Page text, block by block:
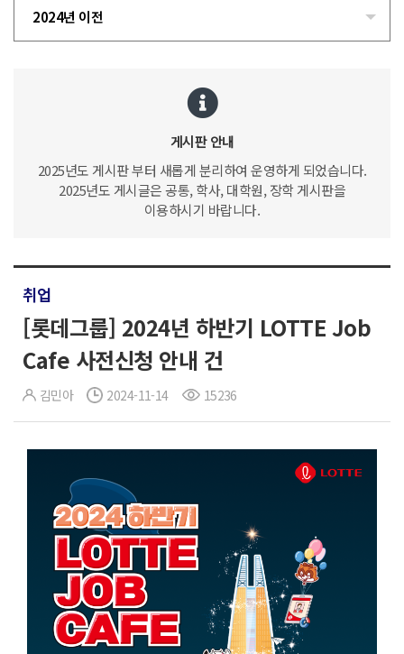
2024년 이전
게시판 안내
2025년도 게시판 부터 새롭게 분리하여 운영하게 되었습니다.
2025년도 게시글은 공통, 학사, 대학원, 장학 게시판을
이용하시기 바랍니다.
취업
[롯데그룹] 2024년 하반기 LOTTE Job
Cafe 사전신청 안내 건
김민아 2024-11-14 15236